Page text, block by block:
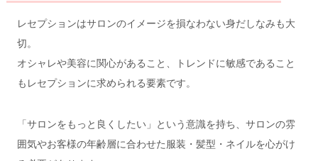
レセプションはサロンのイメージを損なわない身だしなみも大
切。
オシャレや美容に関心があること、トレンドに敏感であること
もレセプションに求められる要素です。
「サロンをもっと良くしたい」という意識を持ち、サロンの雰
囲気やお客様の年齢層に合わせた服装・髪型・ネイルを心がけ